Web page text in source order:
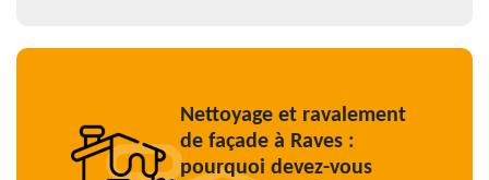
Nettoyage et ravalement
de façade à Raves :
pourquoi devez-vous